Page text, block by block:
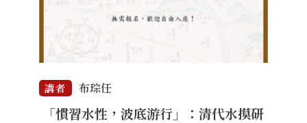
講者 布琮任
「慣習水性，波底游行」：清代水摸研